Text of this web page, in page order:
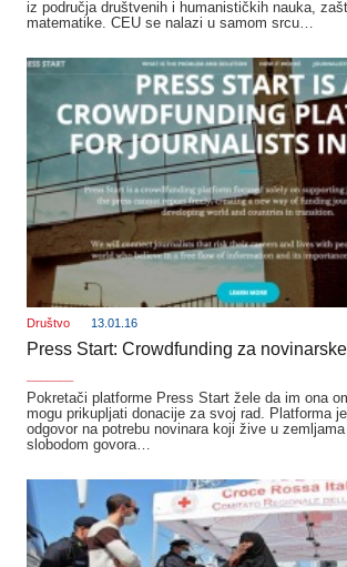
iz područja društvenih i humanističkih nauka,
matematike. CEU se nalazi u samom srcu…
Društvo 13.01.16
Press Start: Crowdfunding za
Pokretači platforme Press Start žele da im ona
mogu prikupljati donacije za svoj rad. Platforma
odgovor na potrebu novinara koji žive u
slobodom govora…